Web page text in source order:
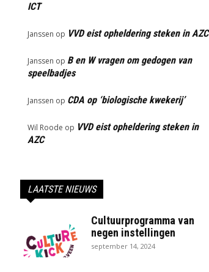
ICT
Janssen op VVD eist opheldering steken in AZC
Janssen op B en W vragen om gedogen van
speelbadjes
Janssen op CDA op ‘biologische kwekerij’
Wil Roode op VVD eist opheldering steken in
AZC
LAATSTE NIEUWS
Cultuurprogramma van
negen instellingen
september 14, 2024